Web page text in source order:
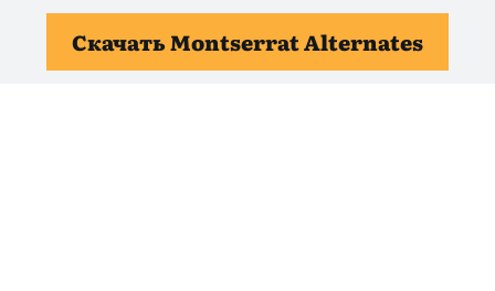
Скачать Montserrat Alternates